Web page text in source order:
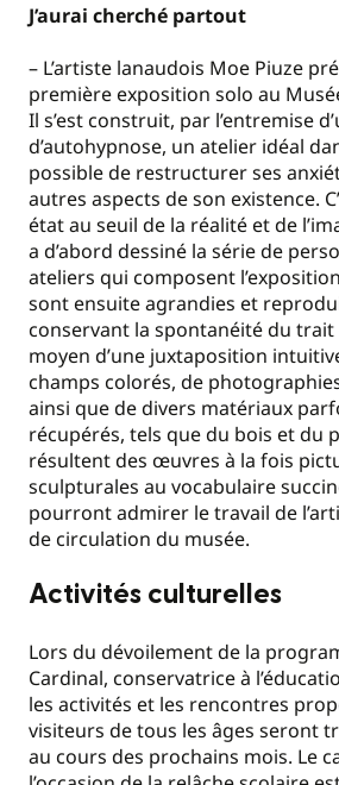
J’aurai cherché partout
– L’artiste lanaudois Moe Piuze
première exposition solo au
Il s’est construit, par l’entremise
d’autohypnose, un atelier idéal
possible de restructurer ses
autres aspects de son existence.
état au seuil de la réalité et de
a d’abord dessiné la série de
ateliers qui composent
sont ensuite agrandies et
conservant la spontanéité du trait
moyen d’une juxtaposition
champs colorés, de
ainsi que de divers matériaux
récupérés, tels que du bois et du
résultent des œuvres à la fois
sculpturales au vocabulaire
pourront admirer le travail de
de circulation du musée.
Activités culturelles
Lors du dévoilement de la
Cardinal, conservatrice à
les activités et les rencontres
visiteurs de tous les âges seront
au cours des prochains mois. Le